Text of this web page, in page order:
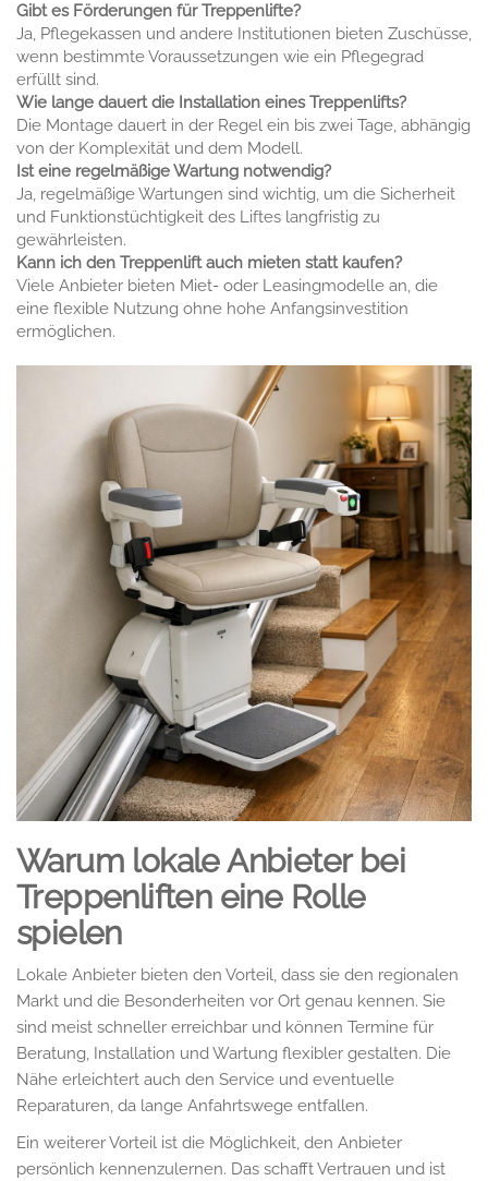
Gibt es Förderungen für Treppenlifte?
Ja, Pflegekassen und andere Institutionen bieten Zuschüsse,
wenn bestimmte Voraussetzungen wie ein Pflegegrad
erfüllt sind.
Wie lange dauert die Installation eines Treppenlifts?
Die Montage dauert in der Regel ein bis zwei Tage, abhängig
von der Komplexität und dem Modell.
Ist eine regelmäßige Wartung notwendig?
Ja, regelmäßige Wartungen sind wichtig, um die Sicherheit
und Funktionstüchtigkeit des Liftes langfristig zu
gewährleisten.
Kann ich den Treppenlift auch mieten statt kaufen?
Viele Anbieter bieten Miet- oder Leasingmodelle an, die
eine flexible Nutzung ohne hohe Anfangsinvestition
ermöglichen.
Warum lokale Anbieter bei
Treppenliften eine Rolle
spielen
Lokale Anbieter bieten den Vorteil, dass sie den regionalen
Markt und die Besonderheiten vor Ort genau kennen. Sie
sind meist schneller erreichbar und können Termine für
Beratung, Installation und Wartung flexibler gestalten. Die
Nähe erleichtert auch den Service und eventuelle
Reparaturen, da lange Anfahrtswege entfallen.
Ein weiterer Vorteil ist die Möglichkeit, den Anbieter
persönlich kennenzulernen. Das schafft Vertrauen und ist